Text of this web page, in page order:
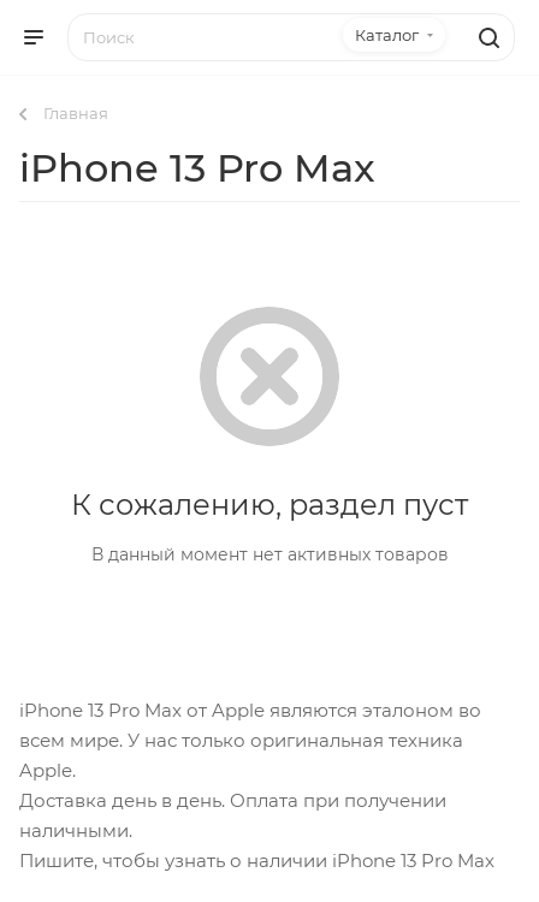
Каталог
Главная
iPhone 13 Pro Max
К сожалению, раздел пуст
В данный момент нет активных товаров
iPhone 13 Pro Max от Apple являются эталоном во
всем мире. У нас только оригинальная техника
Apple.
Доставка день в день. Оплата при получении
наличными.
Пишите, чтобы узнать о наличии iPhone 13 Pro Max